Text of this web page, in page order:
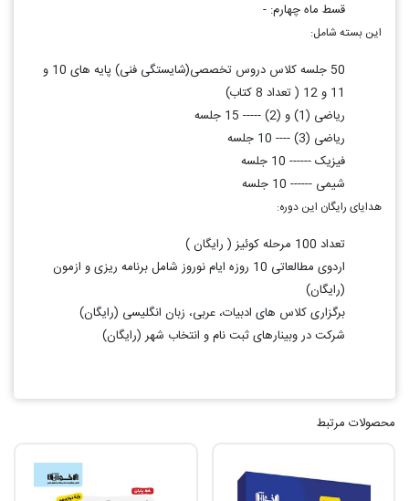
قسط ماه چهارم: -
این بسته شامل:
50 جلسه کلاس دروس تخصصی(شایستگی فنی) پایه های 10 و
11 و 12 ( تعداد 8 کتاب)
ریاضی (1) و (2) ----- 15 جلسه
ریاضی (3) ---- 10 جلسه
فیزیک ------ 10 جلسه
شیمی ------ 10 جلسه
هدایای رایگان این دوره:
تعداد 100 مرحله کوئیز ( رایگان )
اردوی مطالعاتی 10 روزه ایام نوروز شامل برنامه ریزی و ازمون
(رایگان)
برگزاری کلاس های ادبیات، عربی، زبان انگلیسی (رایگان)
شرکت در وبینارهای ثبت نام و انتخاب شهر (رایگان)
محصولات مرتبط